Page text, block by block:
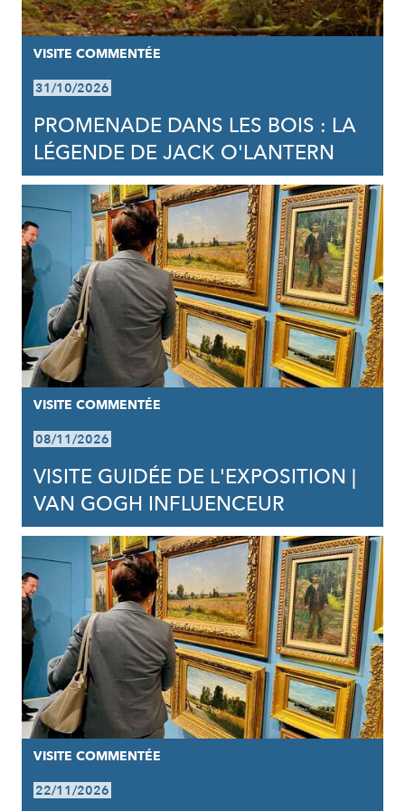
VISITE COMMENTÉE
31/10/2026
PROMENADE DANS LES BOIS : LA
LÉGENDE DE JACK O'LANTERN
VISITE COMMENTÉE
08/11/2026
VISITE GUIDÉE DE L'EXPOSITION |
VAN GOGH INFLUENCEUR
VISITE COMMENTÉE
22/11/2026